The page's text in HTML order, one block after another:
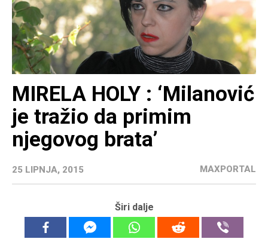
MIRELA HOLY : ‘Milanović
je tražio da primim
njegovog brata’
25 LIPNJA, 2015 MAXPORTAL
Širi dalje